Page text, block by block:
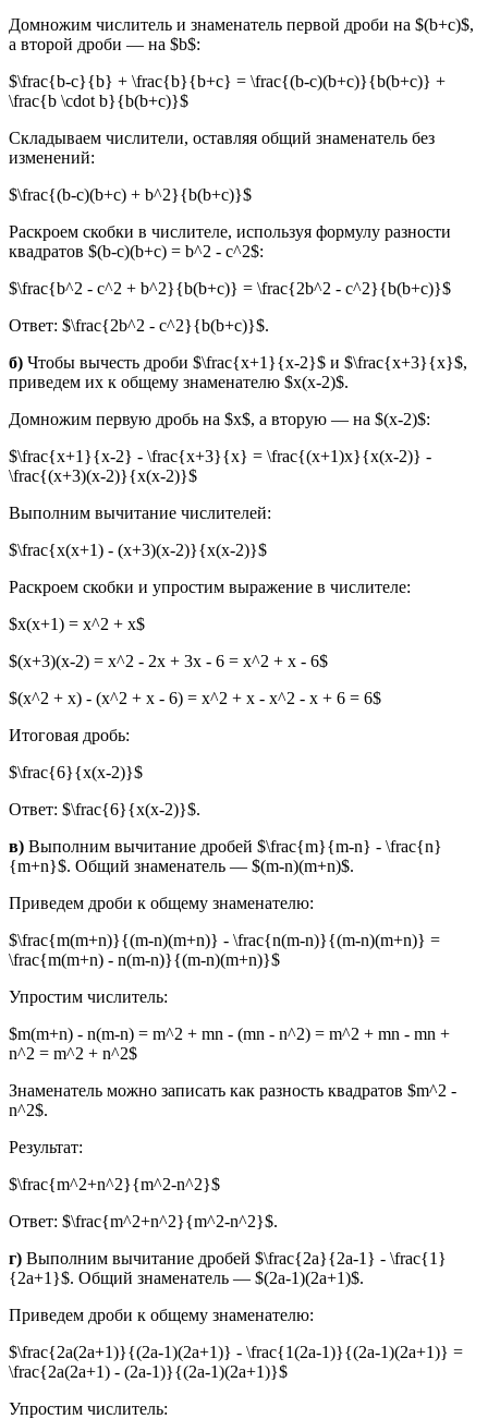
Домножим числитель и знаменатель первой дроби на $(b+c)$,
а второй дроби — на $b$:
$\frac{b-c}{b} + \frac{b}{b+c} = \frac{(b-c)(b+c)}{b(b+c)} +
\frac{b \cdot b}{b(b+c)}$
Складываем числители, оставляя общий знаменатель без
изменений:
$\frac{(b-c)(b+c) + b^2}{b(b+c)}$
Раскроем скобки в числителе, используя формулу разности
квадратов $(b-c)(b+c) = b^2 - c^2$:
$\frac{b^2 - c^2 + b^2}{b(b+c)} = \frac{2b^2 - c^2}{b(b+c)}$
Ответ: $\frac{2b^2 - c^2}{b(b+c)}$.
б) Чтобы вычесть дроби $\frac{x+1}{x-2}$ и $\frac{x+3}{x}$,
приведем их к общему знаменателю $x(x-2)$.
Домножим первую дробь на $x$, а вторую — на $(x-2)$:
$\frac{x+1}{x-2} - \frac{x+3}{x} = \frac{(x+1)x}{x(x-2)} -
\frac{(x+3)(x-2)}{x(x-2)}$
Выполним вычитание числителей:
$\frac{x(x+1) - (x+3)(x-2)}{x(x-2)}$
Раскроем скобки и упростим выражение в числителе:
$x(x+1) = x^2 + x$
$(x+3)(x-2) = x^2 - 2x + 3x - 6 = x^2 + x - 6$
$(x^2 + x) - (x^2 + x - 6) = x^2 + x - x^2 - x + 6 = 6$
Итоговая дробь:
$\frac{6}{x(x-2)}$
Ответ: $\frac{6}{x(x-2)}$.
в) Выполним вычитание дробей $\frac{m}{m-n} - \frac{n}
{m+n}$. Общий знаменатель — $(m-n)(m+n)$.
Приведем дроби к общему знаменателю:
$\frac{m(m+n)}{(m-n)(m+n)} - \frac{n(m-n)}{(m-n)(m+n)} =
\frac{m(m+n) - n(m-n)}{(m-n)(m+n)}$
Упростим числитель:
$m(m+n) - n(m-n) = m^2 + mn - (mn - n^2) = m^2 + mn - mn +
n^2 = m^2 + n^2$
Знаменатель можно записать как разность квадратов $m^2 -
n^2$.
Результат:
$\frac{m^2+n^2}{m^2-n^2}$
Ответ: $\frac{m^2+n^2}{m^2-n^2}$.
г) Выполним вычитание дробей $\frac{2a}{2a-1} - \frac{1}
{2a+1}$. Общий знаменатель — $(2a-1)(2a+1)$.
Приведем дроби к общему знаменателю:
$\frac{2a(2a+1)}{(2a-1)(2a+1)} - \frac{1(2a-1)}{(2a-1)(2a+1)} =
\frac{2a(2a+1) - (2a-1)}{(2a-1)(2a+1)}$
Упростим числитель: